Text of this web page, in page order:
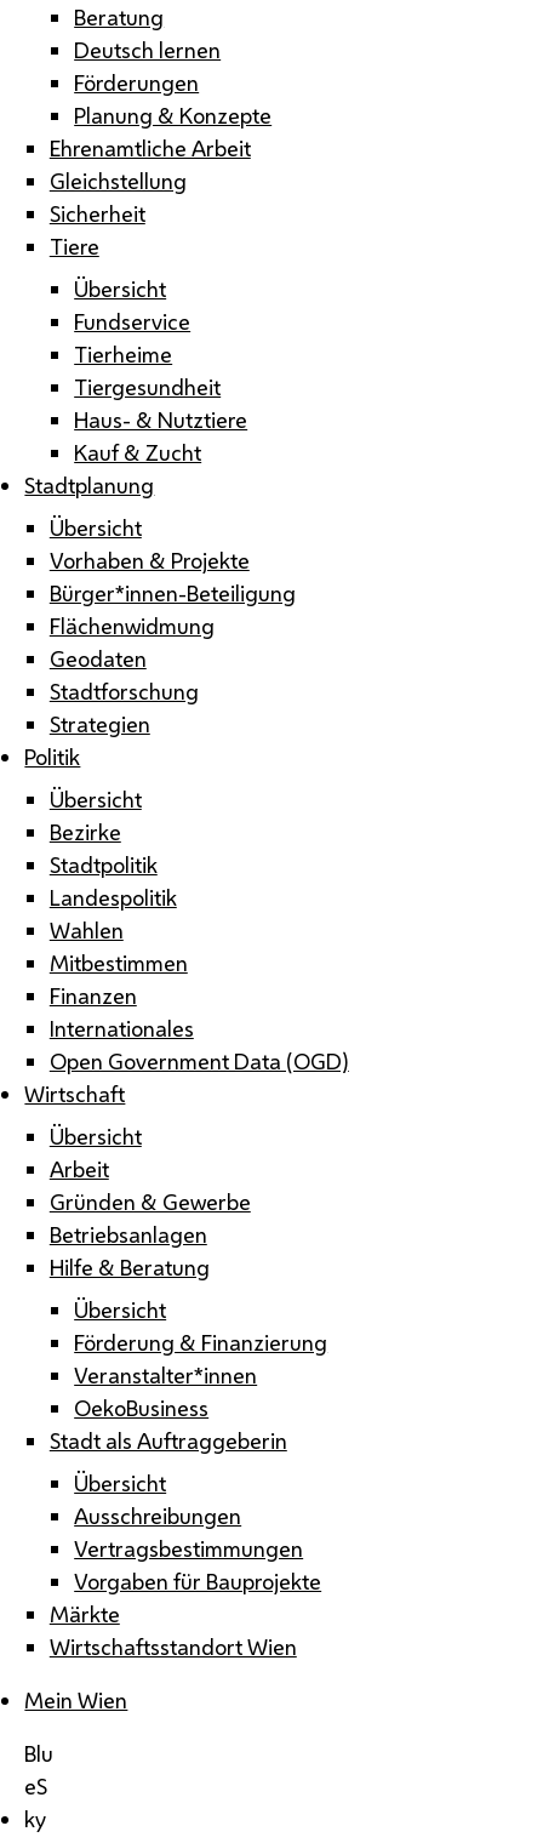
Beratung
Deutsch lernen
Förderungen
Planung & Konzepte
Ehrenamtliche Arbeit
Gleichstellung
Sicherheit
Tiere
Übersicht
Fundservice
Tierheime
Tiergesundheit
Haus- & Nutztiere
Kauf & Zucht
Stadtplanung
Übersicht
Vorhaben & Projekte
Bürger*innen-Beteiligung
Flächenwidmung
Geodaten
Stadtforschung
Strategien
Politik
Übersicht
Bezirke
Stadtpolitik
Landespolitik
Wahlen
Mitbestimmen
Finanzen
Internationales
Open Government Data (OGD)
Wirtschaft
Übersicht
Arbeit
Gründen & Gewerbe
Betriebsanlagen
Hilfe & Beratung
Übersicht
Förderung & Finanzierung
Veranstalter*innen
OekoBusiness
Stadt als Auftraggeberin
Übersicht
Ausschreibungen
Vertragsbestimmungen
Vorgaben für Bauprojekte
Märkte
Wirtschaftsstandort Wien
Mein Wien
Blu
eS
ky